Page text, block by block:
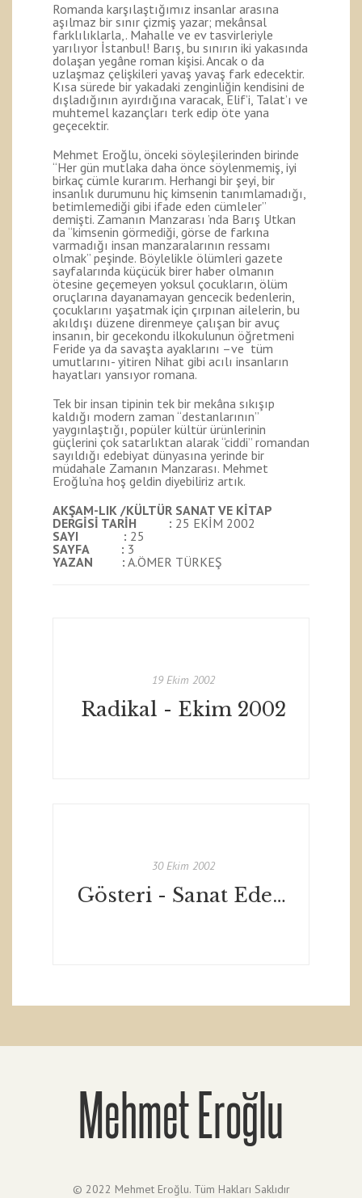
Romanda karşılaştığımız insanlar arasına
aşılmaz bir sınır çizmiş yazar; mekânsal
farklılıklarla,. Mahalle ve ev tasvirleriyle
yarılıyor İstanbul! Barış, bu sınırın iki yakasında
dolaşan yegâne roman kişisi. Ancak o da
uzlaşmaz çelişkileri yavaş yavaş fark edecektir.
Kısa sürede bir yakadaki zenginliğin kendisini de
dışladığının ayırdığına varacak, Elif’i, Talat’ı ve
muhtemel kazançları terk edip öte yana
geçecektir.
Mehmet Eroğlu, önceki söyleşilerinden birinde
“Her gün mutlaka daha önce söylenmemiş, iyi
birkaç cümle kurarım. Herhangi bir şeyi, bir
insanlık durumunu hiç kimsenin tanımlamadığı,
betimlemediği gibi ifade eden cümleler”
demişti. Zamanın Manzarası ’nda Barış Utkan
da “kimsenin görmediği, görse de farkına
varmadığı insan manzaralarının ressamı
olmak” peşinde. Böylelikle ölümleri gazete
sayfalarında küçücük birer haber olmanın
ötesine geçemeyen yoksul çocukların, ölüm
oruçlarına dayanamayan gencecik bedenlerin,
çocuklarını yaşatmak için çırpınan ailelerin, bu
akıldışı düzene direnmeye çalışan bir avuç
insanın, bir gecekondu ilkokulunun öğretmeni
Feride ya da savaşta ayaklarını –ve tüm
umutlarını- yitiren Nihat gibi acılı insanların
hayatları yansıyor romana.
Tek bir insan tipinin tek bir mekâna sıkışıp
kaldığı modern zaman “destanlarının”
yaygınlaştığı, popüler kültür ürünlerinin
güçlerini çok satarlıktan alarak “ciddi” romandan
sayıldığı edebiyat dünyasına yerinde bir
müdahale Zamanın Manzarası. Mehmet
Eroğlu’na hoş geldin diyebiliriz artık.
AKŞAM-LIK /KÜLTÜR SANAT VE KİTAP
DERGİSİ TARİH : 25 EKİM 2002
SAYI : 25
SAYFA : 3
YAZAN : A.ÖMER TÜRKEŞ
19 Ekim 2002
Radikal - Ekim 2002
30 Ekim 2002
Gösteri - Sanat Edebiyat Dergisi - Ekim 2002
Mehmet Eroğlu
© 2022 Mehmet Eroğlu. Tüm Hakları Saklıdır